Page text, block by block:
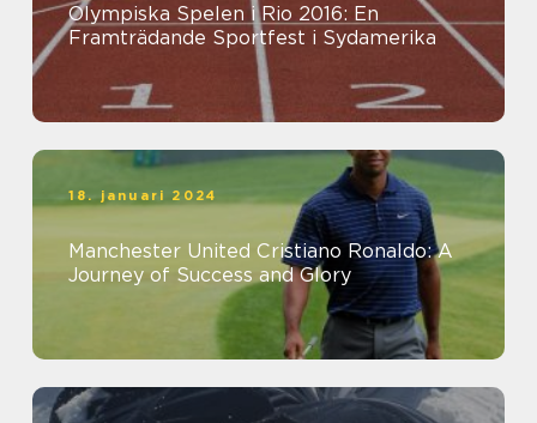
Olympiska Spelen i Rio 2016: En
Framträdande Sportfest i Sydamerika
18. januari 2024
Manchester United Cristiano Ronaldo: A
Journey of Success and Glory